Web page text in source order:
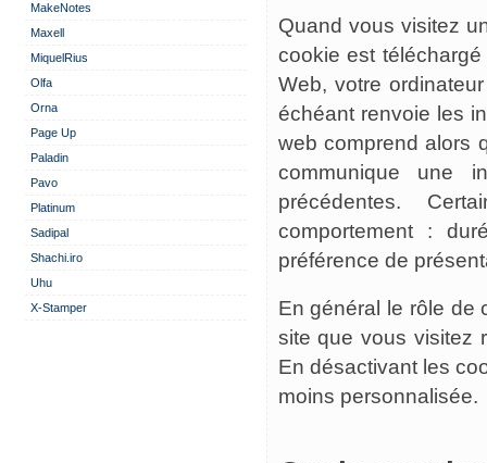
MakeNotes
Maxell
MiquelRius
Olfa
Orna
Page Up
Paladin
Pavo
Platinum
Sadipal
Shachi.iro
Uhu
X-Stamper
Quand vous visitez
cookie est
Web, votre
échéant renvoie les
web comprend alors
communique une
précédentes.
comportement :
préférence de
En général le rôle de
site que vous visitez
En désactivant les
moins personnalisée.